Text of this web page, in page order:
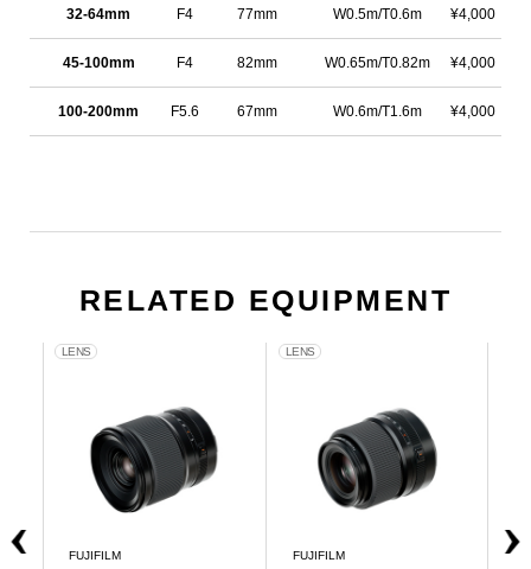
32-64mm F4 77mm W0.5m/T0.6m ¥4,000
45-100mm F4 82mm W0.65m/T0.82m ¥4,000
100-200mm F5.6 67mm W0.6m/T1.6m ¥4,000
RELATED EQUIPMENT
LENS
FUJIFILM
LENS
FUJIFILM